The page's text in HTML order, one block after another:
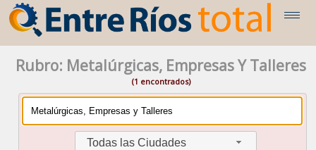
Rubro: Metalúrgicas, Empresas Y Talleres
(1 encontrados)
Todas las Ciudades